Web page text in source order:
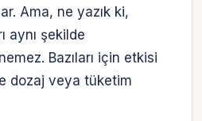
Ama, ne yazık ki,
aynı şekilde
Bazıları için etkisi
dozaj veya tüketim